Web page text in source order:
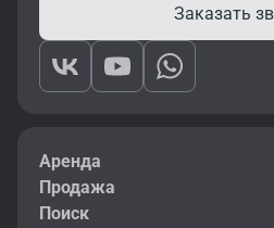
Заказать
Аренда
Продажа
Поиск